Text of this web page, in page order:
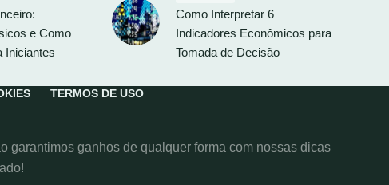
e Como
Iniciantes
Como Interpretar 6
Indicadores Econômicos para
Tomada de Decisão
TERMOS DE USO
garantimos ganhos de qualquer forma com nossas dicas